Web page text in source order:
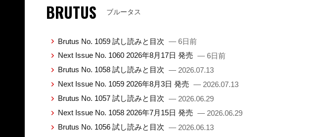
BRUTUS ブルータス
Brutus No. 1059 試し読みと目次 — 6日前
Next Issue No. 1060 2026年8月17日 発売 — 6日前
Brutus No. 1058 試し読みと目次 — 2026.07.13
Next Issue No. 1059 2026年8月3日 発売 — 2026.07.13
Brutus No. 1057 試し読みと目次 — 2026.06.29
Next Issue No. 1058 2026年7月15日 発売 — 2026.06.29
Brutus No. 1056 試し読みと目次 — 2026.06.13